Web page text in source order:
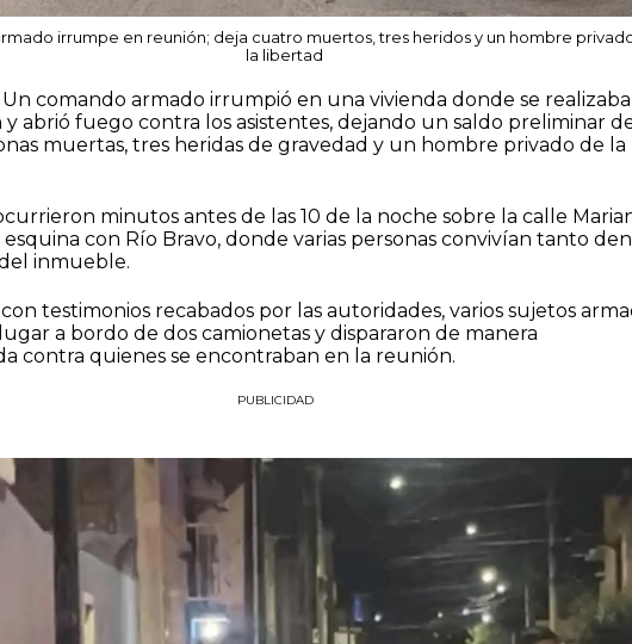
irrumpe en reunión; deja cuatro muertos, tres heridos y un hombre
la libertad
Un comando armado irrumpió en una vivienda donde se realizaba
abrió fuego contra los asistentes, dejando un saldo preliminar
muertas, tres heridas de gravedad y un hombre privado de la
minutos antes de las 10 de la noche sobre la calle
esquina con Río Bravo, donde varias personas convivían tanto
inmueble.
testimonios recabados por las autoridades, varios sujetos
a bordo de dos camionetas y dispararon de manera
contra quienes se encontraban en la reunión.
PUBLICIDAD